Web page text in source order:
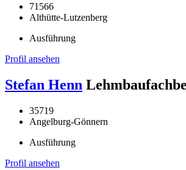
71566
Althütte-Lutzenberg
Ausführung
Profil ansehen
Stefan Henn
35719
Angelburg-Gönnern
Ausführung
Profil ansehen